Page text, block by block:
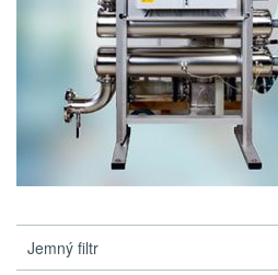
Jemný filtr